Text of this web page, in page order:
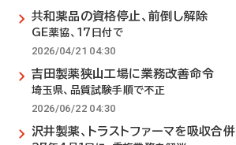
共和薬品の資格停止、前倒し解除
GE薬協、17日付で
2026/04/21 04:30
吉田製薬狭山工場に業務改善命令
埼玉県、品質試験手順で不正
2026/06/22 04:30
沢井製薬、トラストファーマを吸収合併